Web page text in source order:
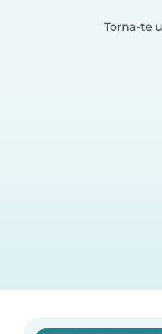
Torna-te